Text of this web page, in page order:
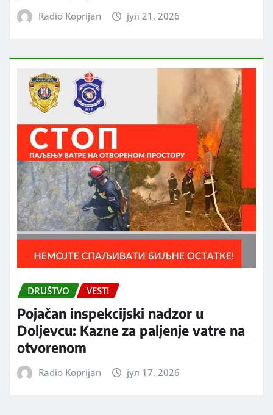
Radio Koprijan јул 21, 2026
DRUŠTVO VESTI
Pojačan inspekcijski nadzor u
Doljevcu: Kazne za paljenje vatre na
otvorenom
Radio Koprijan јул 17, 2026